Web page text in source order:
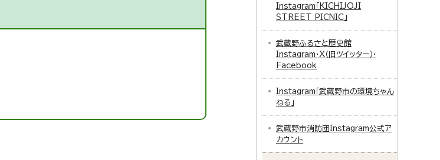
Instagram「KICHIJOJI
STREET PICNIC」
武蔵野ふるさと歴史館
Instagram・X（旧ツイッター）・
Facebook
Instagram「武蔵野市の環境ちゃん
ねる」
武蔵野市消防団Instagram公式ア
カウント